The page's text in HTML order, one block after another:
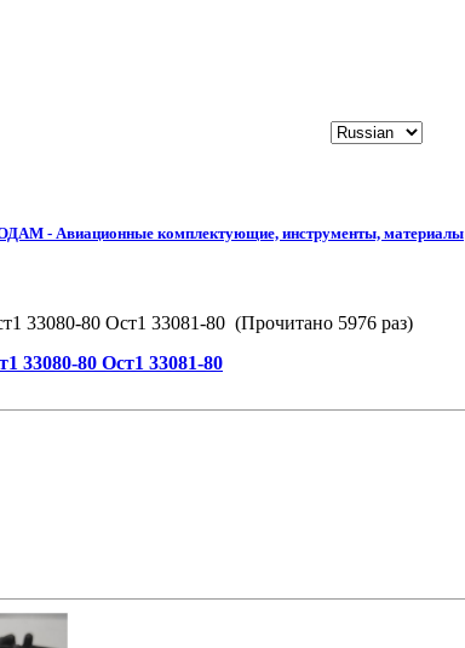
- Авиационные комплектующие, инструменты, материалы
33080-80 Ост1 33081-80 (Прочитано 5976 раз)
33080-80 Ост1 33081-80